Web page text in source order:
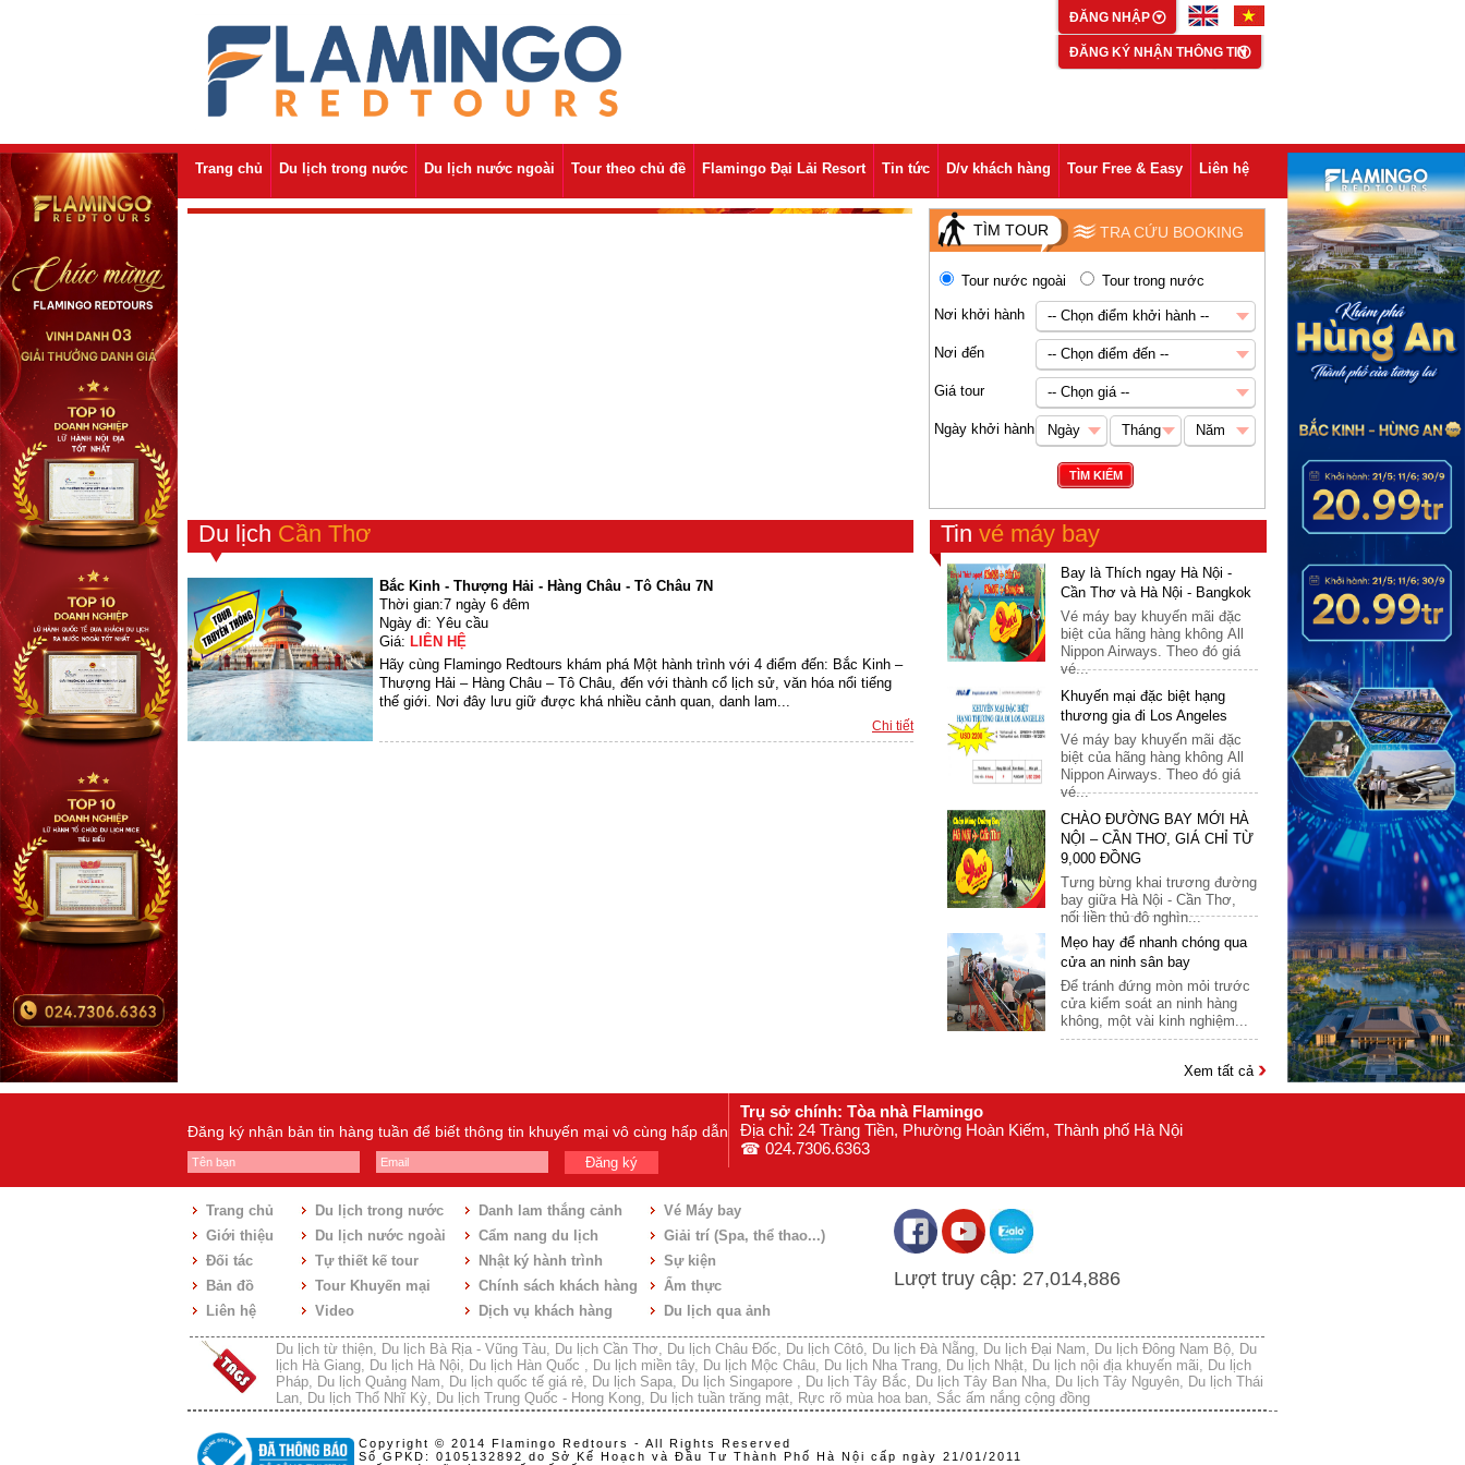
ĐĂNG NHẬP
ĐĂNG KÝ NHẬN THÔNG TIN
Trang chủ Du lịch trong nước Du lịch nước ngoài Tour theo chủ đề Flamingo Đại Lải Resort Tin tức D/v khách hàng Tour Free & Easy Liên hệ
TÌM TOUR TRA CỨU BOOKING
Tour nước ngoài Tour trong nước
Nơi khởi hành
-- Chọn điểm khởi hành --
-- Chọn điểm khởi hành --
Hà Nội
Nơi đến
-- Chọn điểm đến --
-- Chọn điểm đến --
Châu Á
Abu Dhabi
Ai Cập
Bhutan
Brunei
Đài Loan
Dubai
Hàn Quốc
Hong Kong & Macau
Indonesia
Iran
Israel
Jordan
Kazakhstan
Lao
Malaysia
Mông Cổ
Myanmar
Oman
Triều Tiên
Trung Quốc
Uzbekistan
Giá tour
-- Chọn giá --
-- Chọn giá --
5-8 triệu VNĐ
8-15 triệu VNĐ
15-30 triệu VNĐ
Trên 30 triệu VNĐ
Ngày khởi hành
Ngày
Ngày
01
02
04
05
06
07
08
09
10
11
12
14
15
16
17
25
27
28
29
Tháng
Tháng
01
04
05
06
07
08
09
11
12
Năm
2029
2030
TÌM KIẾM
Du lịch Cần Thơ
Bắc Kinh - Thượng Hải - Hàng Châu - Tô Châu 7N
Thời gian:7 ngày 6 đêm
Ngày đi: Yêu cầu
Giá: LIÊN HỆ
Hãy cùng Flamingo Redtours khám phá Một hành trình với 4 điểm đến: Bắc Kinh –
Thượng Hải – Hàng Châu – Tô Châu, đến với thành cổ lịch sử, văn hóa nổi tiếng
thế giới. Nơi đây lưu giữ được khá nhiều cảnh quan, danh lam...
Chi tiết
Tin vé máy bay
Bay là Thích ngay Hà Nội -
Cần Thơ và Hà Nội - Bangkok
Vé máy bay khuyến mãi đặc
biệt của hãng hàng không All
Nippon Airways. Theo đó giá
vé...
Khuyến mại đặc biệt hạng
thương gia đi Los Angeles
Vé máy bay khuyến mãi đặc
biệt của hãng hàng không All
Nippon Airways. Theo đó giá
vé...
CHÀO ĐƯỜNG BAY MỚI HÀ
NỘI – CẦN THƠ, GIÁ CHỈ TỪ
9,000 ĐỒNG
Tưng bừng khai trương đường
bay giữa Hà Nội - Cần Thơ,
nối liền thủ đô nghìn...
Mẹo hay để nhanh chóng qua
cửa an ninh sân bay
Để tránh đứng mòn mỏi trước
cửa kiểm soát an ninh hàng
không, một vài kinh nghiệm...
Xem tất cả
Đăng ký nhận bản tin hàng tuần để biết thông tin khuyến mại vô cùng hấp dẫn
Đăng ký
Trụ sở chính: Tòa nhà Flamingo
Địa chỉ: 24 Tràng Tiền, Phường Hoàn Kiếm, Thành phố Hà Nội
☎ 024.7306.6363
Trang chủ
Giới thiệu
Đối tác
Bản đồ
Liên hệ
Du lịch trong nước
Du lịch nước ngoài
Tự thiết kế tour
Tour Khuyến mại
Video
Danh lam thắng cảnh
Cẩm nang du lịch
Nhật ký hành trình
Chính sách khách hàng
Dịch vụ khách hàng
Vé Máy bay
Giải trí (Spa, thể thao...)
Sự kiện
Ẩm thực
Du lịch qua ảnh
Lượt truy cập: 27,014,886
Du lịch từ thiện, Du lịch Bà Rịa - Vũng Tàu, Du lịch Cần Thơ, Du lịch Châu Đốc, Du lịch Côtô, Du lịch Đà Nẵng, Du lịch Đại Nam, Du lịch Đông Nam Bộ, Du
lịch Hà Giang, Du lịch Hà Nội, Du lịch Hàn Quốc , Du lịch miền tây, Du lịch Mộc Châu, Du lịch Nha Trang, Du lịch Nhật, Du lịch nội địa khuyến mãi, Du lịch
Pháp, Du lịch Quảng Nam, Du lịch quốc tế giá rẻ, Du lịch Sapa, Du lịch Singapore , Du lịch Tây Bắc, Du lịch Tây Ban Nha, Du lịch Tây Nguyên, Du lịch Thái
Lan, Du lịch Thổ Nhĩ Kỳ, Du lịch Trung Quốc - Hong Kong, Du lịch tuần trăng mật, Rực rõ mùa hoa ban, Sắc ấm nắng cộng đồng
Copyright © 2014 Flamingo Redtours - All Rights Reserved
Số GPKD: 0105132892 do Sở Kế Hoạch và Đầu Tư Thành Phố Hà Nội cấp ngày 21/01/2011